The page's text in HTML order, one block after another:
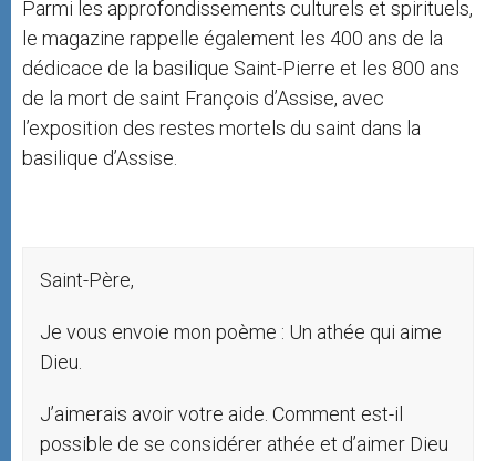
Parmi les approfondissements culturels et spirituels,
le magazine rappelle également les 400 ans de la
dédicace de la basilique Saint-Pierre et les 800 ans
de la mort de saint François d’Assise, avec
l’exposition des restes mortels du saint dans la
basilique d’Assise.
Saint-Père,
Je vous envoie mon poème : Un athée qui aime
Dieu.
J’aimerais avoir votre aide. Comment est-il
possible de se considérer athée et d’aimer Dieu